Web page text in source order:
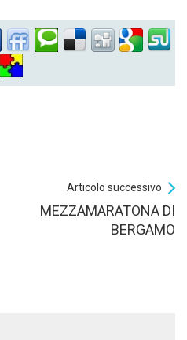
Articolo successivo
MEZZAMARATONA DI
BERGAMO